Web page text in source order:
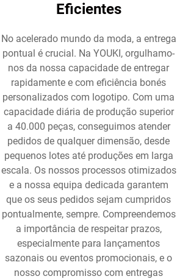
Eficientes
No acelerado mundo da moda, a entrega
pontual é crucial. Na YOUKI, orgulhamo-
nos da nossa capacidade de entregar
rapidamente e com eficiência bonés
personalizados com logotipo. Com uma
capacidade diária de produção superior
a 40.000 peças, conseguimos atender
pedidos de qualquer dimensão, desde
pequenos lotes até produções em larga
escala. Os nossos processos otimizados
e a nossa equipa dedicada garantem
que os seus pedidos sejam cumpridos
pontualmente, sempre. Compreendemos
a importância de respeitar prazos,
especialmente para lançamentos
sazonais ou eventos promocionais, e o
nosso compromisso com entregas